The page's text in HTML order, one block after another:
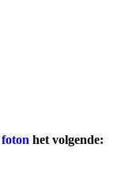
foton het volgende: